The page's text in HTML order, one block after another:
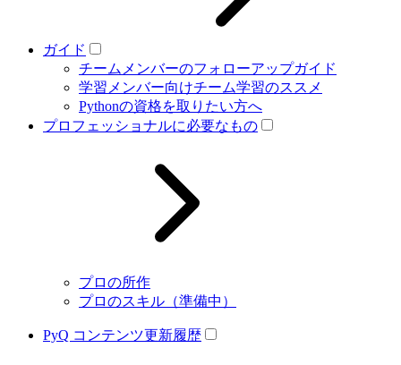
ガイド
チームメンバーのフォローアップガイド
学習メンバー向けチーム学習のススメ
Pythonの資格を取りたい方へ
プロフェッショナルに必要なもの
プロの所作
プロのスキル（準備中）
PyQ コンテンツ更新履歴